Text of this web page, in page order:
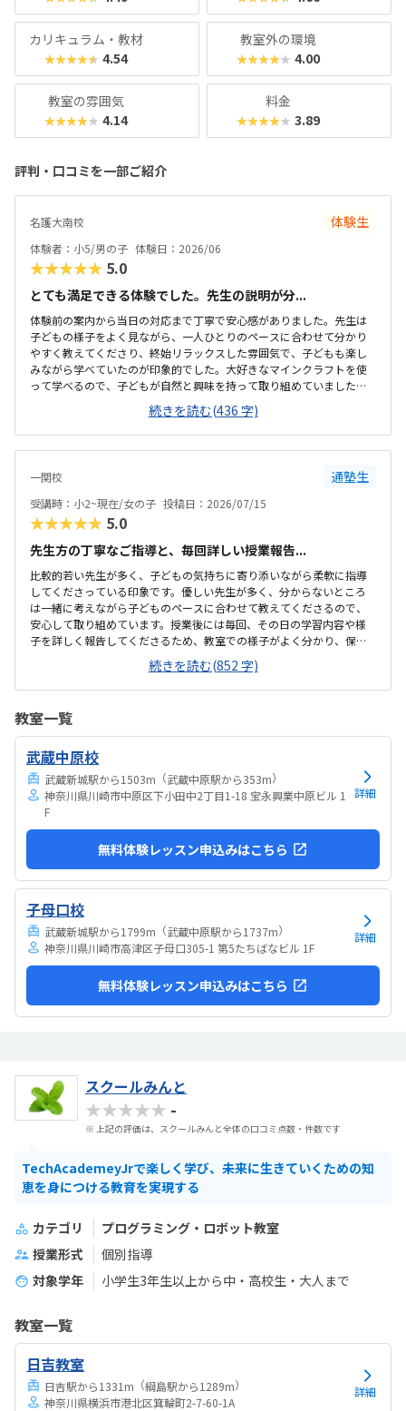
中になれる環境で、将来に直結する力をしっかり育めます。
カリキュラム・教材
★★★★★ 4.54
教室外の環境
★★★★★ 4.00
教室の雰囲気
★★★★★ 4.14
料金
★★★★★ 3.89
評判・口コミを一部ご紹介
名護大南校 体験生
体験者：小5/男の子 体験日：2026/06
★★★★★ 5.0
とても満足できる体験でした。先生の説明が分...
体験前の案内から当日の対応まで丁寧で安心感がありました。先生は
子どもの様子をよく見ながら、一人ひとりのペースに合わせて分かり
やすく教えてくださり、終始リラックスした雰囲気で、子どもも楽し
みながら学べていたのが印象的でした。大好きなマインクラフトを使
って学べるので、子どもが自然と興味を持って取り組めていました。
遊びの延長のような感覚でプログラミングに触れられる内容で、分か
りやすいと感じました。教室の場所も分かりやすく、安心して通えそ
うだと感じました。周辺環境も落ち着いていて、送迎もしやすい印象
でした。アットホームな雰囲気で、広さは大きくなかったですが初め
はありませんが、授業内容やサポートを考えると妥当だと感じまし
た。先生が子どものペースに合わせて丁寧に声を掛けてくださり、安
心して体験できました。子どもも楽しそうに取り組み、積...
続きを読む(436 字)
一関校 通塾生
受講時：小2~現在/女の子 投稿日：2026/07/15
★★★★★ 5.0
先生方の丁寧なご指導と、毎回詳しい授業報告...
比較的若い先生が多く、子どもの気持ちに寄り添いながら柔軟に指導
してくださっている印象です。優しい先生が多く、分からないところ
は一緒に考えながら子どものペースに合わせて教えてくださるので、
安心して取り組めています。授業後には毎回、その日の学習内容や様
子を詳しく報告してくださるため、教室での様子がよく分かり、保護
者としても安心しています。ゲーム感覚で楽しみながらプログラミン
グを学べる教材で、子どもも達成感を感じながら取り組めています。
難しい場面では苦戦することもありますが、自分で見直したり先生と
無料駐車場があり、普段は送迎しやすく便利です。ただ、市の公共施
設内にあるため、イベントや催事がある日は駐車場が満車になること
があります。それ以外は特に不便なく通えています。市の公共施設内の
会議室を利用した教室ですが、施設内は清潔で、トイ...
続きを読む(852 字)
教室一覧
武蔵中原校
武蔵新城駅から1503m （武蔵中原駅から353m）
神奈川県川崎市中原区下小田中2丁目1-18 宝永興業中原ビル 1
F
詳細
無料体験レッスン申込みはこちら
子母口校
武蔵新城駅から1799m （武蔵中原駅から1737m）
神奈川県川崎市高津区子母口305-1 第5たちばなビル 1F
詳細
無料体験レッスン申込みはこちら
スクールみんと
★★★★★ -
※ 上記の評価は、スクールみんと全体の口コミ点数・件数です
TechAcademeyJrで楽しく学び、未来に生きていくための知
恵を身につける教育を実現する
カテゴリ
プログラミング・ロボット教室
授業形式
個別指導
対象学年
小学生3年生以上から中・高校生・大人まで
教室一覧
日吉教室
日吉駅から1331m （綱島駅から1289m）
神奈川県横浜市港北区箕輪町2-7-60-1A
詳細